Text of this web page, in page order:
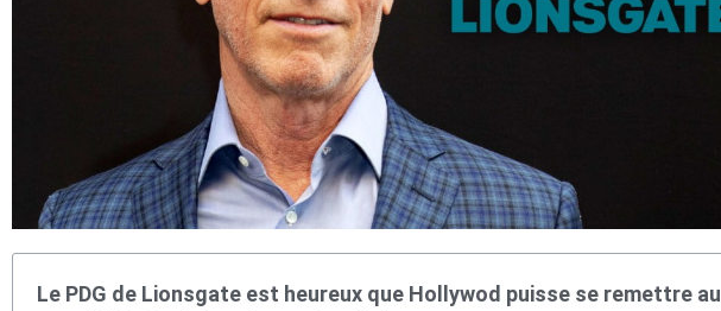
Le PDG de Lionsgate est heureux que Hollywod puisse se remettre au